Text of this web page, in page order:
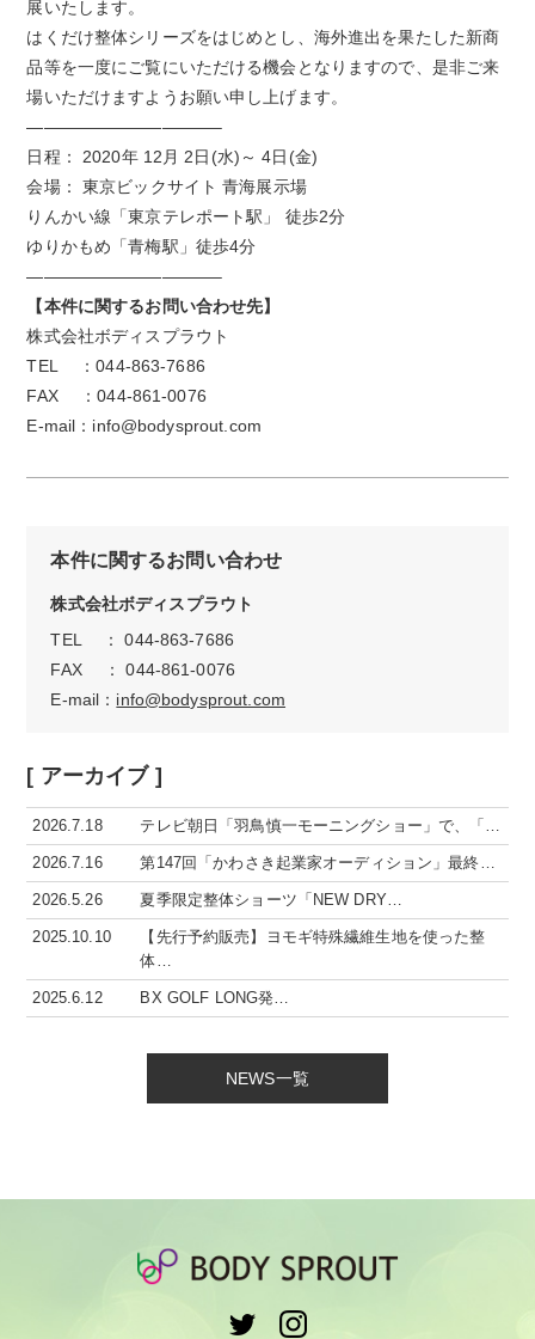
展いたします。
はくだけ整体シリーズをはじめとし、海外進出を果たした新商
品等を一度にご覧にいただける機会となりますので、是非ご来
場いただけますようお願い申し上げます。
———————————–
日程： 2020年 12月 2日(水)～ 4日(金)
会場： 東京ビックサイト 青海展示場
りんかい線「東京テレポート駅」 徒歩2分
ゆりかもめ「青梅駅」徒歩4分
———————————–
【本件に関するお問い合わせ先】
株式会社ボディスプラウト
TEL ：044-863-7686
FAX ：044-861-0076
E-mail：info@bodysprout.com
本件に関するお問い合わせ
株式会社ボディスプラウト
TEL ： 044-863-7686
FAX ： 044-861-0076
E-mail： info@bodysprout.com
[ アーカイブ ]
2026.7.18 テレビ朝日「羽鳥慎一モーニングショー」で、「…
2026.7.16 第147回「かわさき起業家オーディション」最終…
2026.5.26 夏季限定整体ショーツ「NEW DRY…
2025.10.10
【先行予約販売】ヨモギ特殊繊維生地を使った整
体…
2025.6.12 BX GOLF LONG発…
NEWS一覧